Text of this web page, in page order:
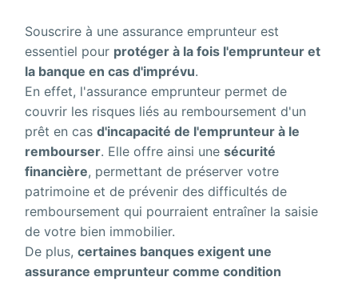
Souscrire à une assurance emprunteur est
essentiel pour protéger à la fois l'emprunteur et
la banque en cas d'imprévu.
En effet, l'assurance emprunteur permet de
couvrir les risques liés au remboursement d'un
prêt en casd'incapacité de l'emprunteur à le
rembourser. Elle offre ainsi unesécurité
financière, permettant de préserver votre
patrimoine et de prévenir des difficultés de
remboursement qui pourraient entraîner la saisie
de votre bien immobilier.
De plus,certaines banques exigent une
assurance emprunteur comme condition